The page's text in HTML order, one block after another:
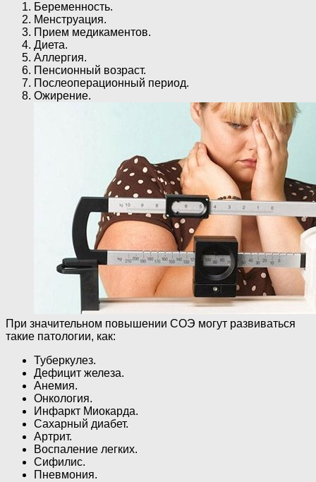
Беременность.
Менструация.
Прием медикаментов.
Диета.
Аллергия.
Пенсионный возраст.
Послеоперационный период.
Ожирение.
При значительном повышении СОЭ могут развиваться
такие патологии, как:
Туберкулез.
Дефицит железа.
Анемия.
Онкология.
Инфаркт Миокарда.
Сахарный диабет.
Артрит.
Воспаление легких.
Сифилис.
Пневмония.